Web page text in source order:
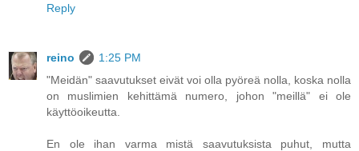
Reply
reino
1:25 PM
"Meidän" saavutukset eivät voi olla pyöreä nolla, koska nolla
on muslimien kehittämä numero, johon "meillä" ei ole
käyttöoikeutta.
En ole ihan varma mistä saavutuksista puhut, mutta